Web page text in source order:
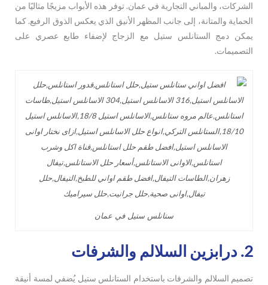
الشركات، والمباني التجارية في عمان. توفر هذه الأبواب مزيجًا مثاليًا من
الحماية والمتانة، إلى جانب المظهر الأنيق الذي يعكس الذوق الرفيع. كما
يمكن دمج الستانلس ستيل مع الزجاج لإضفاء طابع عصري على
التصميمات.
ستانلس ستيل في عمان
2. درابزين السلالم والشرفات
تصميم السلالم والشرفات باستخدام الستانلس ستيل يُضفي لمسة أنيقة